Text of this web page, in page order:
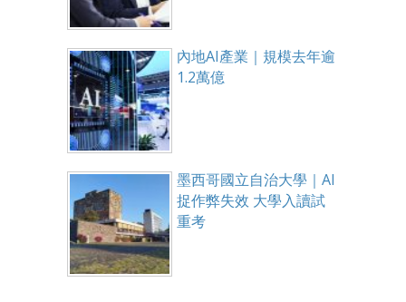
內地AI產業｜規模去年逾
1.2萬億
墨西哥國立自治大學｜AI
捉作弊失效 大學入讀試
重考